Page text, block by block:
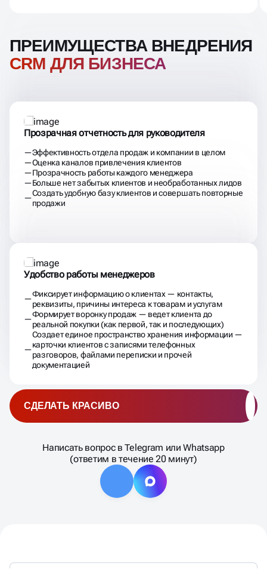
ПРЕИМУЩЕСТВА ВНЕДРЕНИЯ
CRM ДЛЯ БИЗНЕСА
Прозрачная отчетность для руководителя
Эффективность отдела продаж и компании в целом
Оценка каналов привлечения клиентов
Прозрачность работы каждого менеджера
Больше нет забытых клиентов и необработанных лидов
Создать удобную базу клиентов и совершать повторные
продажи
Удобство работы менеджеров
Фиксирует информацию о клиентах — контакты,
реквизиты, причины интереса к товарам и услугам
Формирует воронку продаж — ведет клиента до
реальной покупки (как первой, так и последующих)
Создает единое пространство хранения информации —
карточки клиентов с записями телефонных
разговоров, файлами переписки и прочей
документацией
Написать вопрос в Telegram или Whatsapp
(ответим в течение 20 минут)
СДЕЛАТЬ КРАСИВО